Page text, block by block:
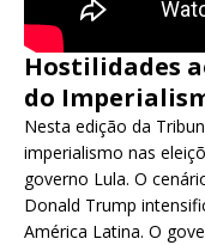
Hostilidades
do
Nesta edição da
imperialismo nas
governo Lula. O
Donald Trump
América Latina. O